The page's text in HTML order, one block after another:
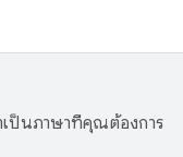
ป็นภาษาที่คุณต้องการ